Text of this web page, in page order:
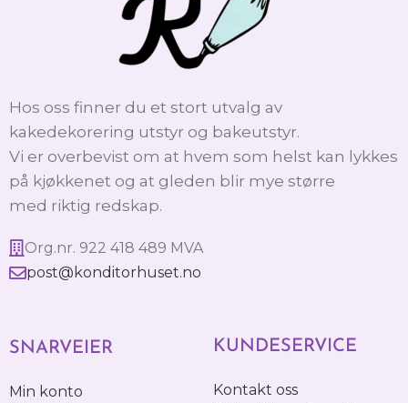
Hos oss finner du et stort utvalg av
kakedekorering utstyr og bakeutstyr.
Vi er overbevist om at hvem som helst kan lykkes
på kjøkkenet og at gleden blir mye større
med riktig redskap.
Org.nr. 922 418 489 MVA
post@konditorhuset.no
SNARVEIER
Min konto
KUNDESERVICE
Kontakt oss